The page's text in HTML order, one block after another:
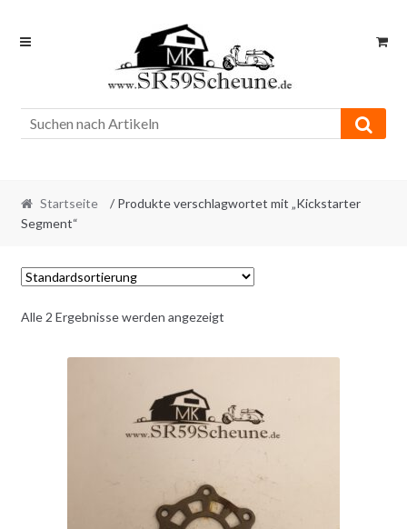
Skip
Skip
Startseite
/ Produkte verschlagwortet mit „Kickstarter
Segment“
Alle 2 Ergebnisse werden angezeigt